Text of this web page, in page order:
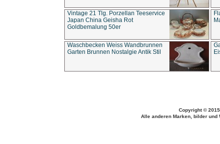
Vintage 21 Tlg. Porzellan Teeservice
Japan China Geisha Rot
Goldbemalung 50er
Waschbecken Weiss Wandbrunnen
Garten Brunnen Nostalgie Antik Stil
Copyright ©
Alle anderen Marken, bilder und